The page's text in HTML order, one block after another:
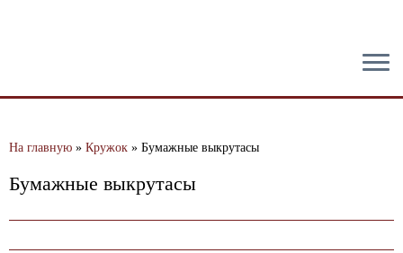
На главную » Кружок » Бумажные выкрутасы
Бумажные выкрутасы